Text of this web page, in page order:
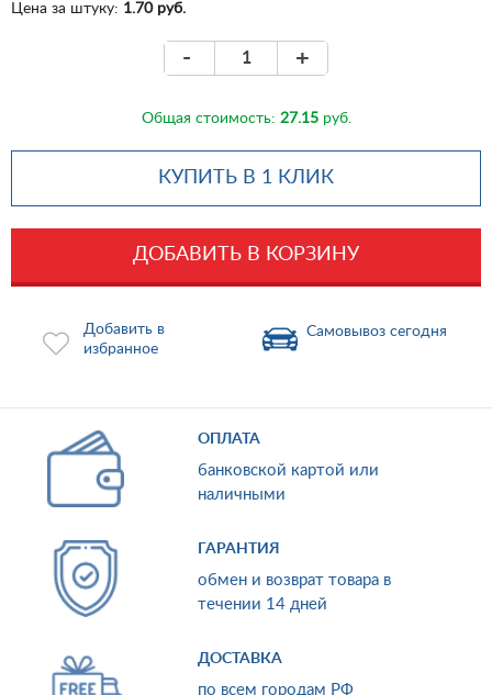
Цена за штуку: 1.70 руб.
- +
Общая стоимость: 27.15руб.
КУПИТЬ В 1 КЛИК
ДОБАВИТЬ В КОРЗИНУ
Добавить в
избранное
Самовывоз сегодня
ОПЛАТА
банковской картой или
наличными
ГАРАНТИЯ
обмен и возврат товара в
течении 14 дней
ДОСТАВКА
по всем городам РФ